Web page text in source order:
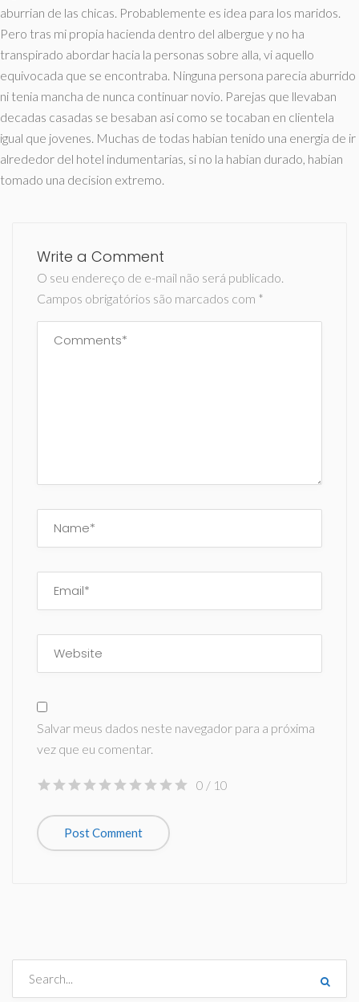
aburrian de las chicas. Probablemente es idea para los maridos.
Pero tras mi propia hacienda dentro del albergue y no ha
transpirado abordar hacia la personas sobre alla, vi aquello
equivocada que se encontraba. Ninguna persona parecia aburrido
ni tenia mancha de nunca continuar novio. Parejas que llevaban
decadas casadas se besaban asi­ como se tocaban en clientela
igual que jovenes. Muchas de todas habian tenido una energia de ir
alrededor del hotel indumentarias, si no la habian durado, habian
tomado una decision extremo.
Write a Comment
O seu endereço de e-mail não será publicado.
Campos obrigatórios são marcados com *
Salvar meus dados neste navegador para a próxima
vez que eu comentar.
0 / 10